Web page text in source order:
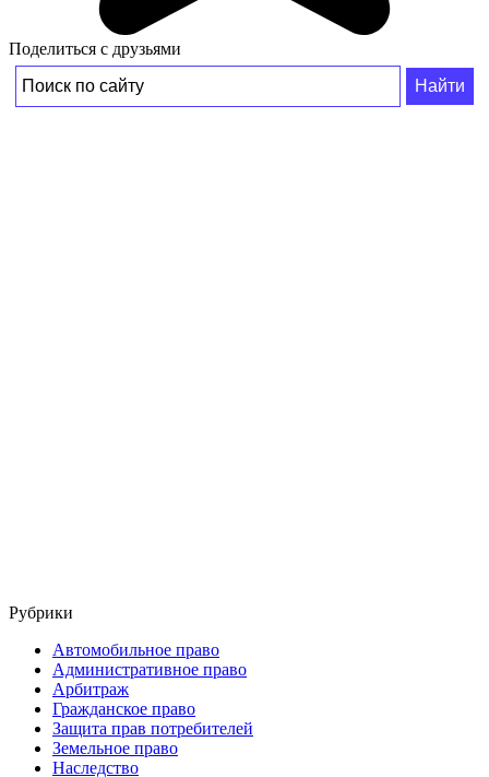
Поделиться с друзьями
Рубрики
Автомобильное право
Административное право
Арбитраж
Гражданское право
Защита прав потребителей
Земельное право
Наследство